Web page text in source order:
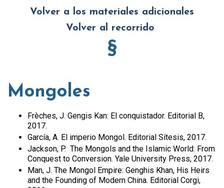
Volver a los materiales adicionales
Volver al recorrido
§
Mongoles
Frèches, J. Gengis Kan: El conquistador. Editorial B,
2017.
García, A. El imperio Mongol. Editorial Sítesis, 2017.
Jackson, P. The Mongols and the Islamic World: From
Conquest to Conversion. Yale University Press, 2017.
Man, J. The Mongol Empire: Genghis Khan, His Heirs
and the Founding of Modern China. Editorial Corgi,